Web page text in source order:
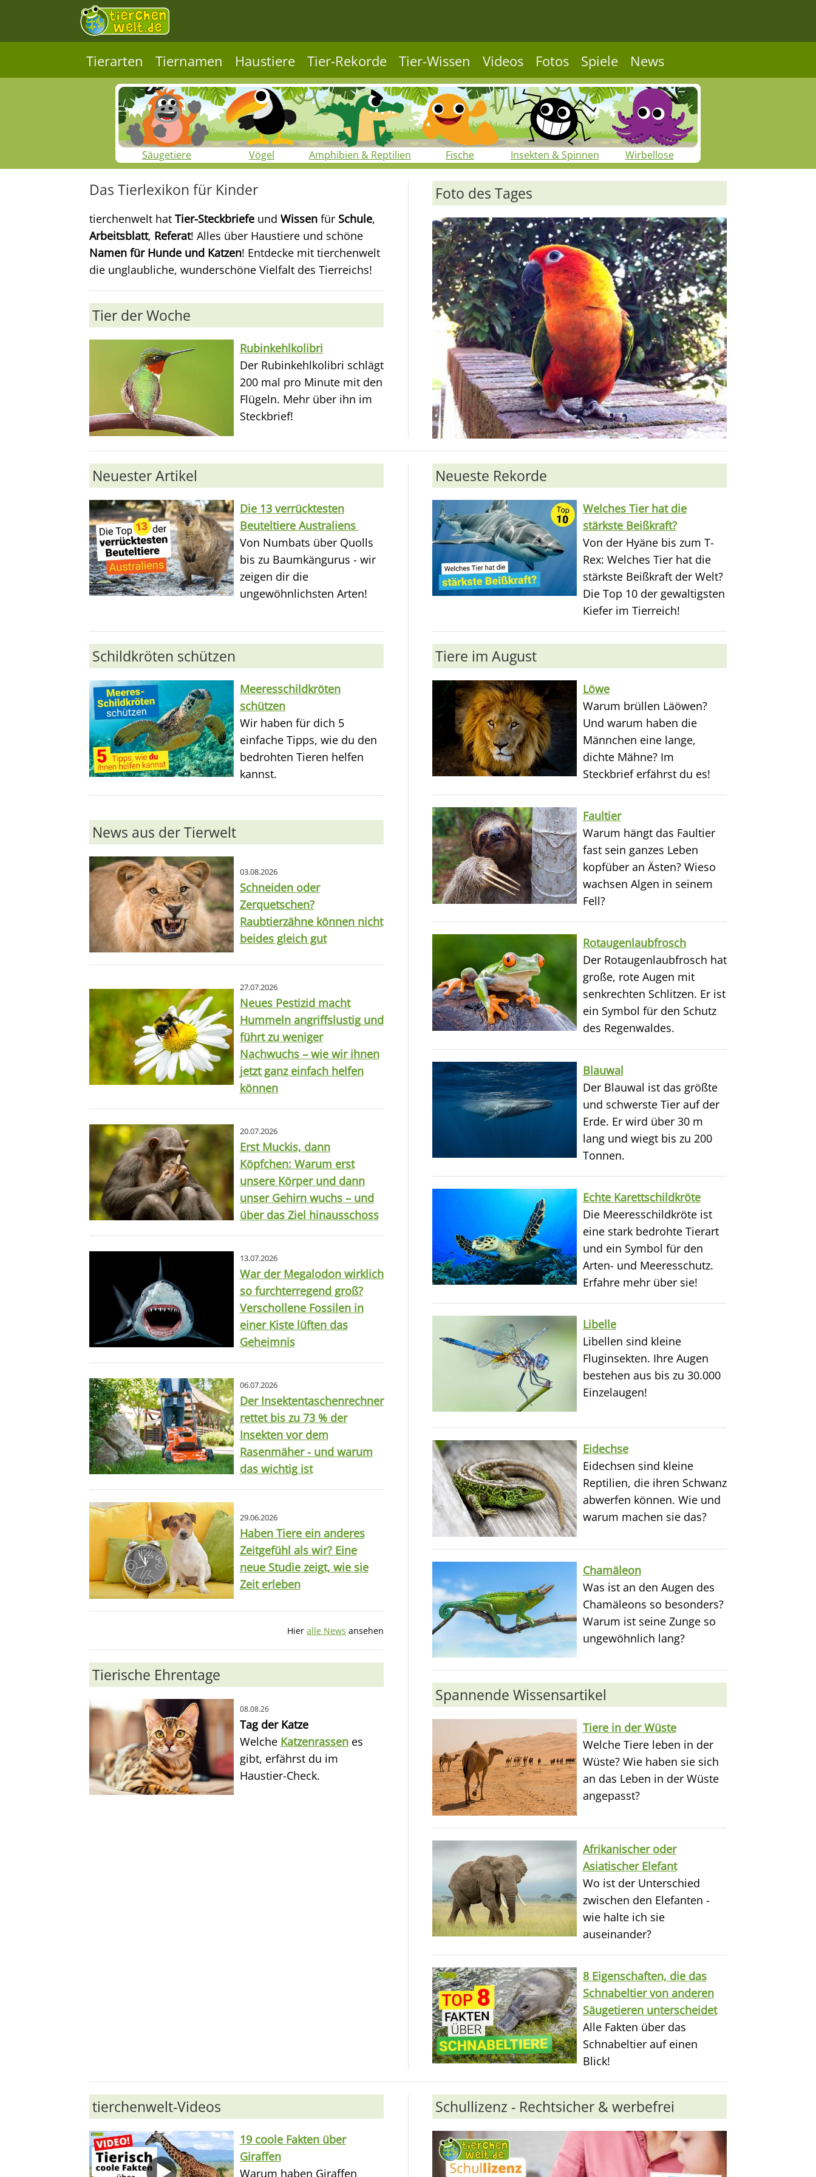
Tierarten Tiernamen Haustiere Tier-Rekorde Tier-Wissen Videos Fotos Spiele News
Säugetiere Vögel Amphibien & Reptilien Fische Insekten & Spinnen Wirbellose
Das Tierlexikon für Kinder
tierchenwelt hat Tier-Steckbriefe und Wissen für Schule,
Arbeitsblatt, Referat! Alles über Haustiere und schöne
Namen für Hunde und Katzen! Entdecke mit tierchenwelt
die unglaubliche, wunderschöne Vielfalt des Tierreichs!
Tier der Woche
Rubinkehlkolibri
Der Rubinkehlkolibri schlägt
200 mal pro Minute mit den
Flügeln. Mehr über ihn im
Steckbrief!
Foto des Tages
Neuester Artikel
Die 13 verrücktesten
Beuteltiere Australiens
Von Numbats über Quolls
bis zu Baumkängurus - wir
zeigen dir die
ungewöhnlichsten Arten!
Schildkröten schützen
Meeresschildkröten
schützen
Wir haben für dich 5
einfache Tipps, wie du den
bedrohten Tieren helfen
kannst.
News aus der Tierwelt
03.08.2026
Schneiden oder
Zerquetschen?
Raubtierzähne können nicht
beides gleich gut
27.07.2026
Neues Pestizid macht
Hummeln angriffslustig und
führt zu weniger
Nachwuchs – wie wir ihnen
jetzt ganz einfach helfen
können
20.07.2026
Erst Muckis, dann
Köpfchen: Warum erst
unsere Körper und dann
unser Gehirn wuchs – und
über das Ziel hinausschoss
13.07.2026
War der Megalodon wirklich
so furchterregend groß?
Verschollene Fossilen in
einer Kiste lüften das
Geheimnis
06.07.2026
Der Insektentaschenrechner
rettet bis zu 73 % der
Insekten vor dem
Rasenmäher - und warum
das wichtig ist
29.06.2026
Haben Tiere ein anderes
Zeitgefühl als wir? Eine
neue Studie zeigt, wie sie
Zeit erleben
Hier alle News ansehen
Tierische Ehrentage
08.08.26
Tag der Katze
Welche Katzenrassenes
gibt, erfährst du im
Haustier-Check.
Neueste Rekorde
Welches Tier hat die
stärkste Beißkraft?
Von der Hyäne bis zum T-
Rex: Welches Tier hat die
stärkste Beißkraft der Welt?
Die Top 10 der gewaltigsten
Kiefer im Tierreich!
Tiere im August
Löwe
Warum brüllen Läöwen?
Und warum haben die
Männchen eine lange,
dichte Mähne? Im
Steckbrief erfährst du es!
Faultier
Warum hängt das Faultier
fast sein ganzes Leben
kopfüber an Ästen? Wieso
wachsen Algen in seinem
Fell?
Rotaugenlaubfrosch
Der Rotaugenlaubfrosch hat
große, rote Augen mit
senkrechten Schlitzen. Er ist
ein Symbol für den Schutz
des Regenwaldes.
Blauwal
Der Blauwal ist das größte
und schwerste Tier auf der
Erde. Er wird über 30 m
lang und wiegt bis zu 200
Tonnen.
Echte Karettschildkröte
Die Meeresschildkröte ist
eine stark bedrohte Tierart
und ein Symbol für den
Arten- und Meeresschutz.
Erfahre mehr über sie!
Libelle
Libellen sind kleine
Fluginsekten. Ihre Augen
bestehen aus bis zu 30.000
Einzelaugen!
Eidechse
Eidechsen sind kleine
Reptilien, die ihren Schwanz
abwerfen können. Wie und
warum machen sie das?
Chamäleon
Was ist an den Augen des
Chamäleons so besonders?
Warum ist seine Zunge so
ungewöhnlich lang?
Spannende Wissensartikel
Tiere in der Wüste
Welche Tiere leben in der
Wüste? Wie haben sie sich
an das Leben in der Wüste
angepasst?
Afrikanischer oder
Asiatischer Elefant
Wo ist der Unterschied
zwischen den Elefanten -
wie halte ich sie
auseinander?
8 Eigenschaften, die das
Schnabeltier von anderen
Säugetieren unterscheidet
Alle Fakten über das
Schnabeltier auf einen
Blick!
tierchenwelt-Videos
19 coole Fakten über
Giraffen
Warum haben Giraffen
Schullizenz - Rechtsicher & werbefrei